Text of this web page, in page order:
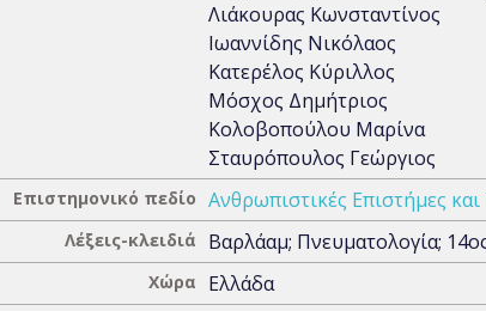
Λιάκουρας Κωνσταντίνος
Ιωαννίδης Νικόλαος
Κατερέλος Κύριλλος
Μόσχος Δημήτριος
Κολοβοπούλου Μαρίνα
Σταυρόπουλος Γεώργιος
Επιστημονικό πεδίο Ανθρωπιστικές Επιστήμες
Λέξεις-κλειδιά Βαρλάαμ; Πνευματολογία;
Χώρα Ελλάδα